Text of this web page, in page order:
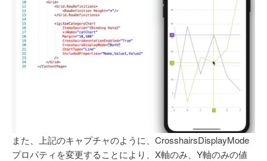
また、上記のキャプチャのように、CrosshairsDisplayMode
プロパティを変更することにより、X軸のみ、Y軸のみの値